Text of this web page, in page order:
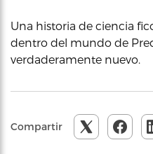
Una historia de ciencia
dentro del mundo de
verdaderamente nuevo.
Compartir